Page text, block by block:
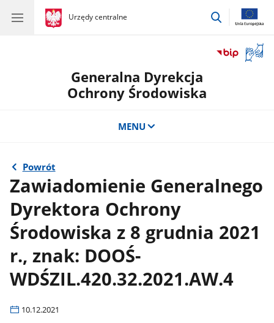
gov.pl
Urzędy centralne
gov.pl
Urzędy
przejdź
okno
Generalna Dyrekcja
Ochrony Środowiska
MENU
Powrót
Zawiadomienie Generalnego
Dyrektora Ochrony
Środowiska z 8 grudnia 2021
r., znak: DOOŚ-
WDŚZIL.420.32.2021.AW.4
10.12.2021